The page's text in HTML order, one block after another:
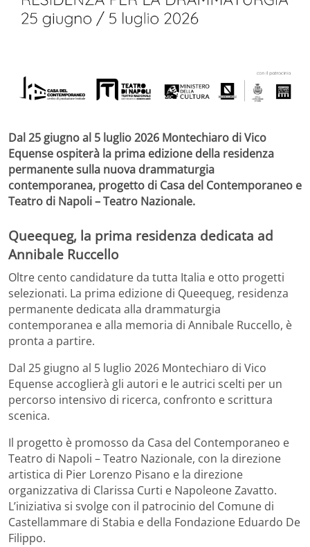
Dal 25 giugno al 5 luglio 2026 Montechiaro di Vico
Equense ospiterà la prima edizione della residenza
permanente sulla nuova drammaturgia
contemporanea, progetto di Casa del Contemporaneo e
Teatro di Napoli – Teatro Nazionale.
Queequeg, la prima residenza dedicata ad
Annibale Ruccello
Oltre cento candidature da tutta Italia e otto progetti
selezionati. La prima edizione di Queequeg, residenza
permanente dedicata alla drammaturgia
contemporanea e alla memoria di Annibale Ruccello, è
pronta a partire.
Dal 25 giugno al 5 luglio 2026 Montechiaro di Vico
Equense accoglierà gli autori e le autrici scelti per un
percorso intensivo di ricerca, confronto e scrittura
scenica.
Il progetto è promosso da Casa del Contemporaneo e
Teatro di Napoli – Teatro Nazionale, con la direzione
artistica di Pier Lorenzo Pisano e la direzione
organizzativa di Clarissa Curti e Napoleone Zavatto.
L’iniziativa si svolge con il patrocinio del Comune di
Castellammare di Stabia e della Fondazione Eduardo De
Filippo.